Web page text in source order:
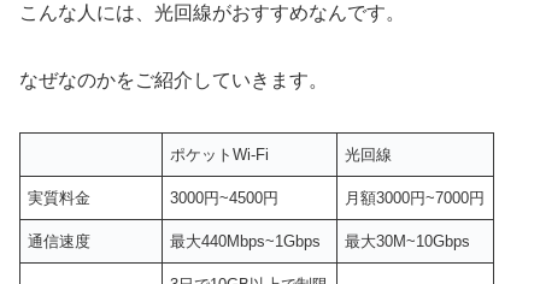
こんな人には、光回線がおすすめなんです。
なぜなのかをご紹介していきます。
ポケットWi-Fi 光回線
実質料金 3000円~4500円 月額3000円~7000円
通信速度 最大440Mbps~1Gbps 最大30M~10Gbps